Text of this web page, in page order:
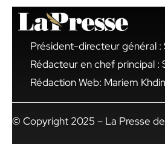
Président-directeur général :
Rédacteur en chef principal :
Rédaction Web: Mariem
© Copyright 2025 – La Presse de